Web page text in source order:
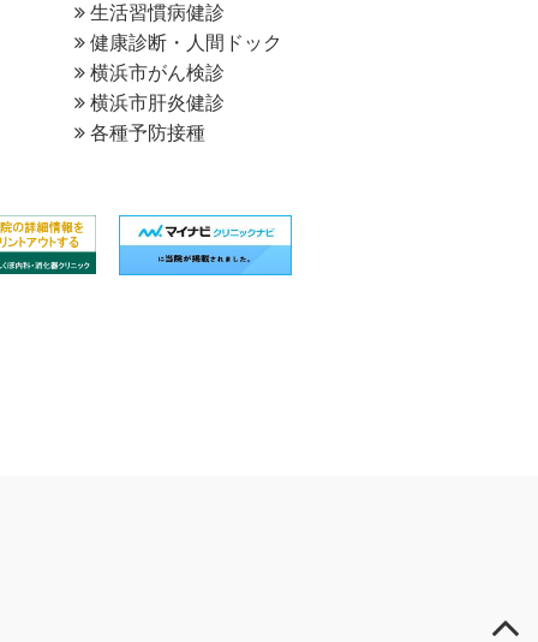
生活習慣病健診
健康診断・人間ドック
横浜市がん検診
横浜市肝炎健診
各種予防接種